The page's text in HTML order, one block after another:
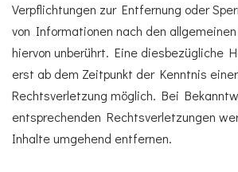
Verpflichtungen zur Entfernung oder
von Informationen nach den
hiervon unberührt. Eine diesbezügliche
erst ab dem Zeitpunkt der Kenntnis
Rechtsverletzung möglich. Bei
entsprechenden Rechtsverletzungen
Inhalte umgehend entfernen.